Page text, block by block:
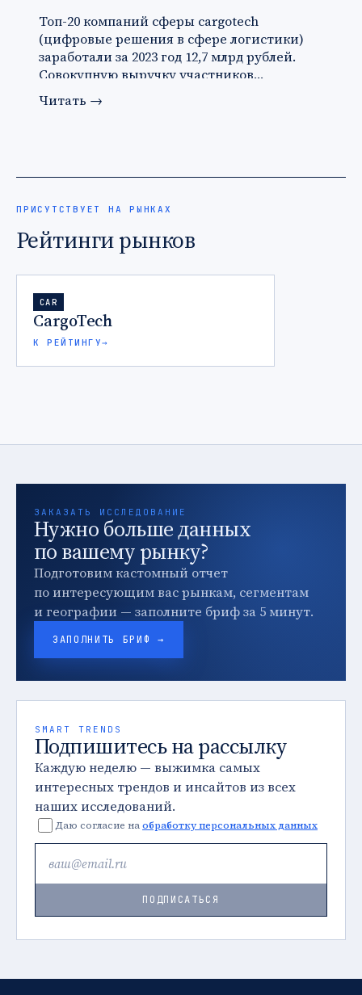
Топ-20 компаний сферы cargotech
(цифровые решения в сфере логистики)
заработали за 2023 год 12,7 млрд рублей.
Совокупную выручку участников…
Читать →
ПРИСУТСТВУЕТ НА РЫНКАХ
Рейтинги рынков
CAR
CargoTech
К РЕЙТИНГУ→
ЗАКАЗАТЬ ИССЛЕДОВАНИЕ
Нужно больше данных
по вашему рынку?
Подготовим кастомный отчет
по интересующим вас рынкам, сегментам
и географии — заполните бриф за 5 минут.
ЗАПОЛНИТЬ БРИФ →
SMART TRENDS
Подпишитесь на рассылку
Каждую неделю — выжимка самых
интересных трендов и инсайтов из всех
наших исследований.
Даю согласие наобработку персональных данных
ПОДПИСАТЬСЯ